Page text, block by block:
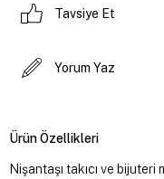
Tavsiye Et
Yorum Yaz
Ürün Özellikleri
Nişantaşı takıcı ve